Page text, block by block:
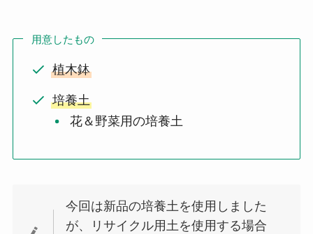
用意したもの
植木鉢
培養土
花＆野菜用の培養土
今回は新品の培養土を使用しました
が、リサイクル用土を使用する場合